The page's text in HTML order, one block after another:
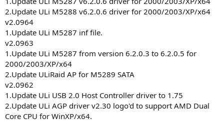
2.Update ULi M5288 v6.2.0.6 driver for 2000/2003/XP/x64
v2.0964
1.Update ULi M5287 inf file.
v2.0963
1.Update ULi M5287 from version 6.2.0.3 to 6.2.0.5 for
2000/2003/XP/x64
2.Update ULiRaid AP for M5289 SATA
v2.0962
1.Update ULi USB 2.0 Host Controller driver to 1.75
2.Update ULi AGP driver v2.30 logo'd to support AMD Dual
Core CPU for WinXP/x64.